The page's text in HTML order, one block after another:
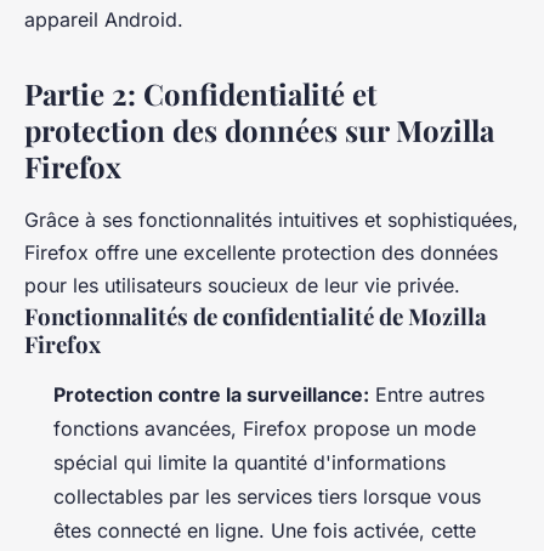
appareil Android.
Partie 2: Confidentialité et
protection des données sur Mozilla
Firefox
Grâce à ses fonctionnalités intuitives et sophistiquées,
Firefox offre une excellente protection des données
pour les utilisateurs soucieux de leur vie privée.
Fonctionnalités de confidentialité de Mozilla
Firefox
Protection contre la surveillance: Entre autres
fonctions avancées, Firefox propose un mode
spécial qui limite la quantité d'informations
collectables par les services tiers lorsque vous
êtes connecté en ligne. Une fois activée, cette